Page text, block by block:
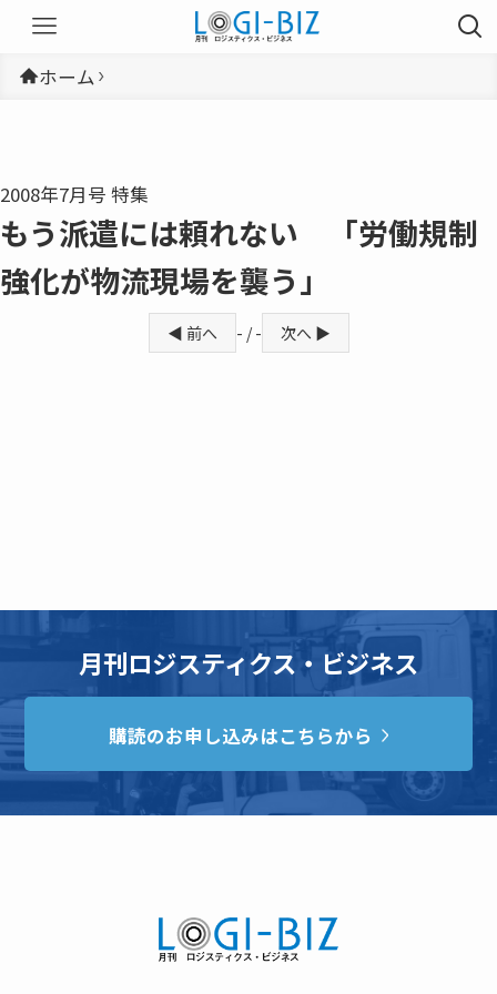
ホーム
2008年7月号 特集
もう派遣には頼れない 「労働規制
強化が物流現場を襲う」
◀ 前へ - / - 次へ ▶
月刊ロジスティクス・ビジネス
購読のお申し込みはこちらから